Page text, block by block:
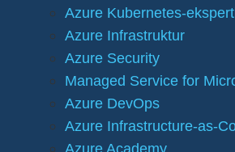
Azure Kubernetes-
Azure Infrastruktur
Azure Security
Managed Service for
Azure DevOps
Azure Infrastructure-as-